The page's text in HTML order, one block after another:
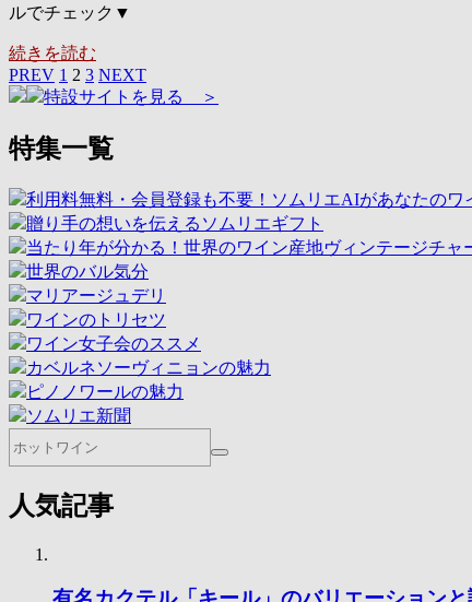
ルでチェック▼
続きを読む
PREV 1 2 3 NEXT
特設サイトを見る ＞
特集一覧
利用料無料・会員登録も不要！ソムリエAIがあなたのワ
贈り手の想いを伝えるソムリエギフト
当たり年が分かる！世界のワイン産地ヴィンテージチャ
世界のバル気分
マリアージュデリ
ワインのトリセツ
ワイン女子会のススメ
カベルネソーヴィニョンの魅力
ピノノワールの魅力
ソムリエ新聞
人気記事